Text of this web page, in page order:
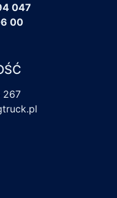
047
00
267